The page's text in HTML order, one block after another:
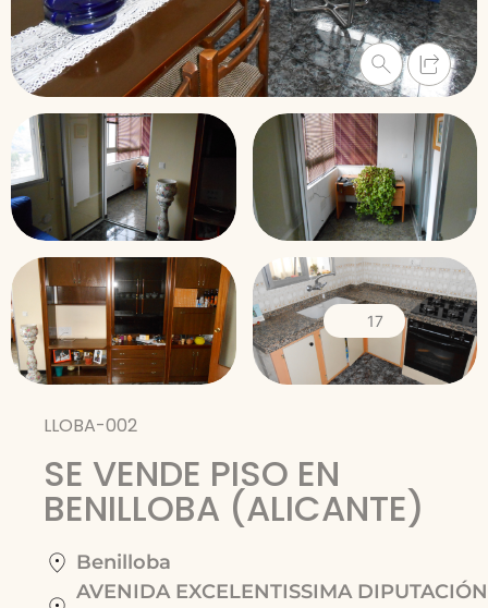
17
LLOBA-002
SE VENDE PISO EN
BENILLOBA (ALICANTE)
Benilloba
AVENIDA EXCELENTISSIMA DIPUTACIÓN